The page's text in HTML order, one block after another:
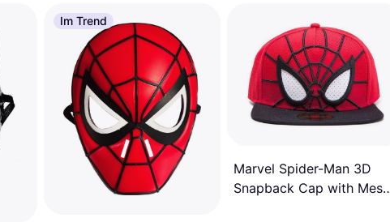
Im Trend
Marvel Spider-Man 3D
Snapback Cap with Mesh